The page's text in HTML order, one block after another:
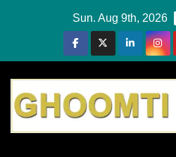
Sun. Aug 9th, 2026